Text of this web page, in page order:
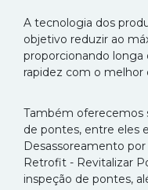
A tecnologia dos
objetivo reduzir ao
proporcionando longa
rapidez com o melhor
Também oferecemos
de pontes, entre eles
Desassoreamento
Retrofit - Revitalizar
inspeção de pontes,